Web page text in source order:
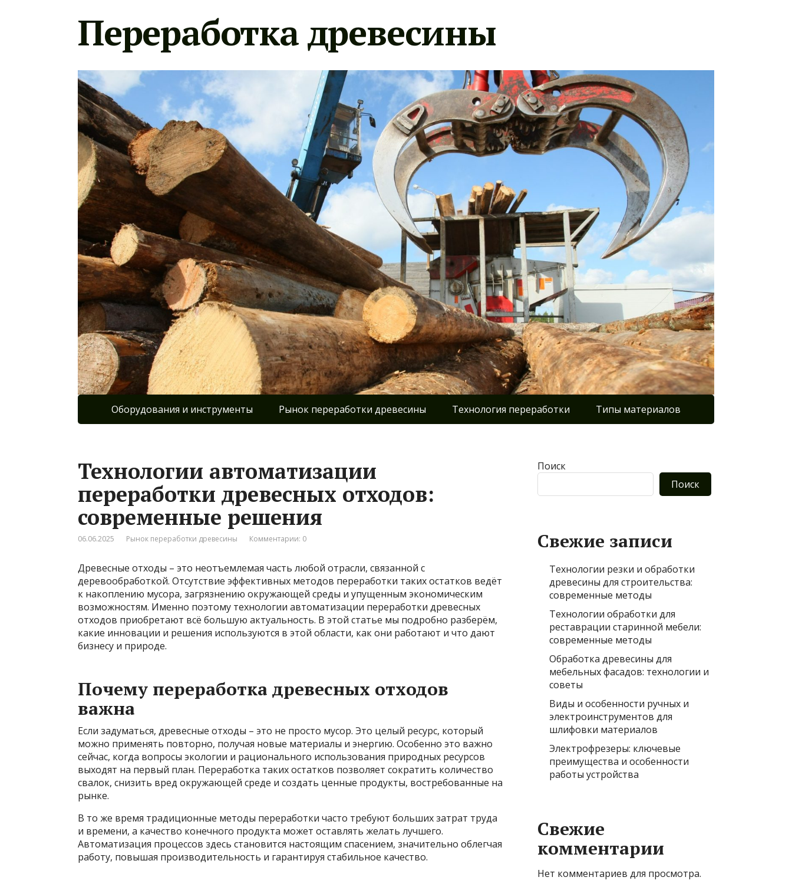
Переработка древесины
Оборудования и инструменты Рынок переработки древесины Технология переработки Типы материалов
Технологии автоматизации
переработки древесных отходов:
современные решения
06.06.2025 Рынок переработки древесины Комментарии: 0
Древесные отходы – это неотъемлемая часть любой отрасли, связанной с
деревообработкой. Отсутствие эффективных методов переработки таких остатков ведёт
к накоплению мусора, загрязнению окружающей среды и упущенным экономическим
возможностям. Именно поэтому технологии автоматизации переработки древесных
отходов приобретают всё большую актуальность. В этой статье мы подробно разберём,
какие инновации и решения используются в этой области, как они работают и что дают
бизнесу и природе.
Почему переработка древесных отходов
важна
Если задуматься, древесные отходы – это не просто мусор. Это целый ресурс, который
можно применять повторно, получая новые материалы и энергию. Особенно это важно
сейчас, когда вопросы экологии и рационального использования природных ресурсов
выходят на первый план. Переработка таких остатков позволяет сократить количество
свалок, снизить вред окружающей среде и создать ценные продукты, востребованные на
рынке.
В то же время традиционные методы переработки часто требуют больших затрат труда
и времени, а качество конечного продукта может оставлять желать лучшего.
Автоматизация процессов здесь становится настоящим спасением, значительно облегчая
работу, повышая производительность и гарантируя стабильное качество.
Поиск
Поиск
Свежие записи
Технологии резки и обработки
древесины для строительства:
современные методы
Технологии обработки для
реставрации старинной мебели:
современные методы
Обработка древесины для
мебельных фасадов: технологии и
советы
Виды и особенности ручных и
электроинструментов для
шлифовки материалов
Электрофрезеры: ключевые
преимущества и особенности
работы устройства
Свежие
комментарии
Нет комментариев для просмотра.